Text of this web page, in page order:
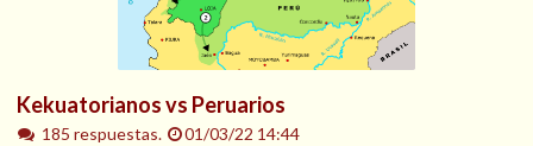
Kekuatorianos vs Peruarios
185 respuestas.
01/03/22 14:44